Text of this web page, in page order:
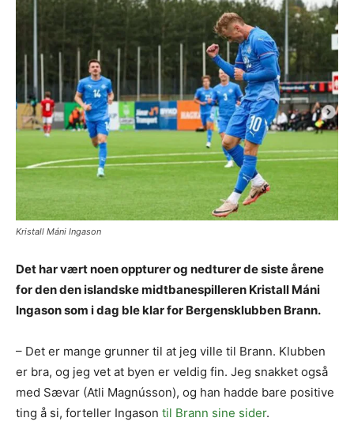
Kristall Máni Ingason
Det har vært noen oppturer og nedturer de siste årene
for den den islandske midtbanespilleren Kristall Máni
Ingason som i dag ble klar for Bergensklubben Brann.
– Det er mange grunner til at jeg ville til Brann. Klubben
er bra, og jeg vet at byen er veldig fin. Jeg snakket også
med Sævar (Atli Magnússon), og han hadde bare positive
ting å si, forteller Ingason til Brann sine sider.